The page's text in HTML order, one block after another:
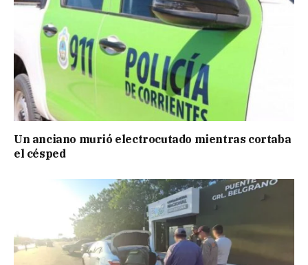
Un anciano murió electrocutado mientras cortaba
el césped